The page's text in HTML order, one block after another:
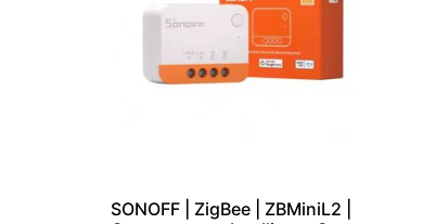
SONOFF | ZigBee | ZBMiniL2 |